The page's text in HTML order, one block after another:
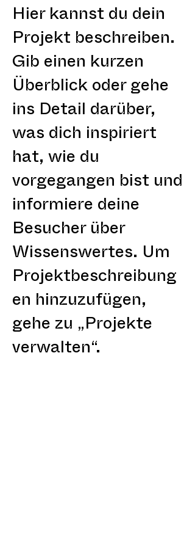
Hier kannst du dein
Projekt beschreiben.
Gib einen kurzen
Überblick oder gehe
ins Detail darüber,
was dich inspiriert
hat, wie du
vorgegangen bist und
informiere deine
Besucher über
Wissenswertes. Um
Projektbeschreibung
en hinzuzufügen,
gehe zu „Projekte
verwalten“.